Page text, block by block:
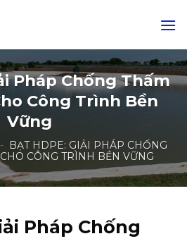
Pháp Chống Thấm
Công Trình Bền
Vững
- BẠT HDPE: GIẢI PHÁP CHỐNG
CÔNG TRÌNH BỀN VỮNG
Pháp Chống